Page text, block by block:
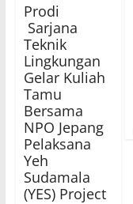
Prodi
Sarjana
Teknik
Lingkungan
Gelar Kuliah
Tamu
Bersama
NPO Jepang
Pelaksana
Yeh
Sudamala
(YES) Project